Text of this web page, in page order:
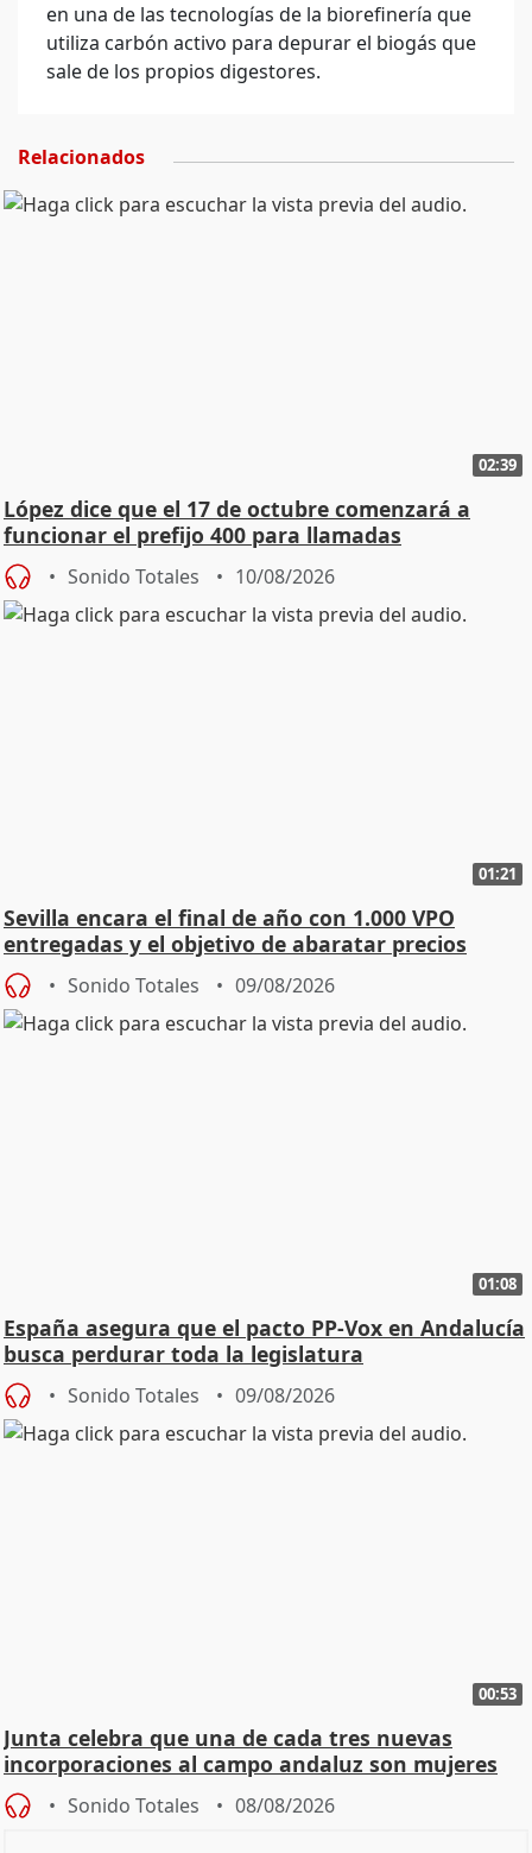
en una de las tecnologías de la biorefinería que
utiliza carbón activo para depurar el biogás que
sale de los propios digestores.
Relacionados
02:39
López dice que el 17 de octubre comenzará a
funcionar el prefijo 400 para llamadas
comerciales
Sonido Totales 10/08/2026
01:21
Sevilla encara el final de año con 1.000 VPO
entregadas y el objetivo de abaratar precios
Sonido Totales 09/08/2026
01:08
España asegura que el pacto PP-Vox en Andalucía
busca perdurar toda la legislatura
Sonido Totales 09/08/2026
00:53
Junta celebra que una de cada tres nuevas
incorporaciones al campo andaluz son mujeres
jóvenes
Sonido Totales 08/08/2026